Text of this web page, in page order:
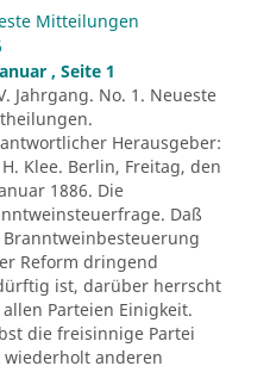
Mitteilungen
, Seite 1
Jahrgang. No. 1. Neueste
Herausgeber:
Klee. Berlin, Freitag, den
1886. Die
Daß
Reform dringend
ist, darüber herrscht
Parteien Einigkeit.
die freisinnige Partei
wiederholt anderen